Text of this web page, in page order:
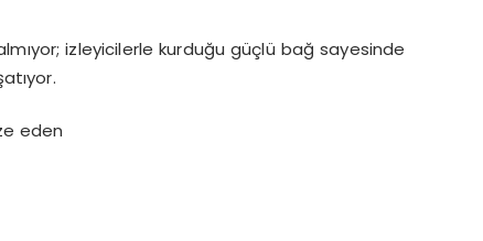
izleyicilerle kurduğu güçlü bağ sayesinde
eden